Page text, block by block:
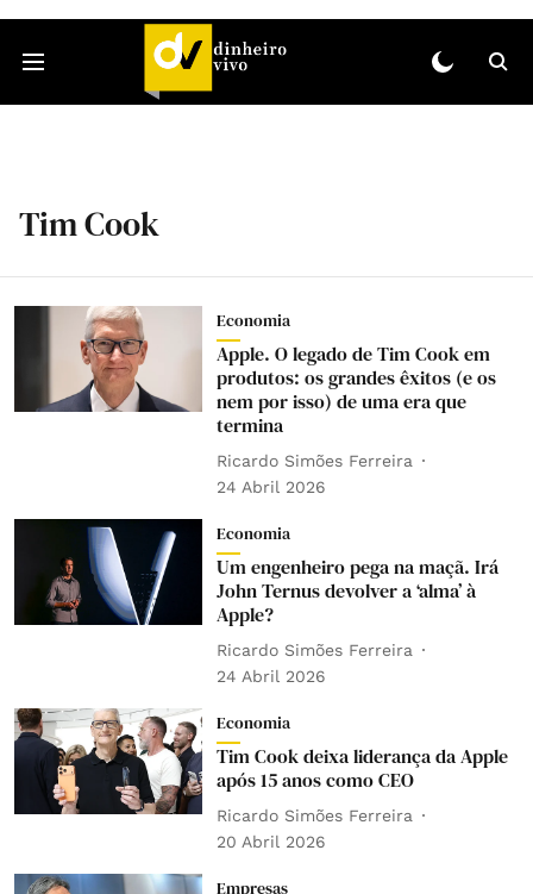
Tim Cook
Economia
Apple. O legado de Tim Cook em
produtos: os grandes êxitos (e os
nem por isso) de uma era que
termina
Ricardo Simões Ferreira
24 Abril 2026
Economia
Um engenheiro pega na maçã. Irá
John Ternus devolver a ‘alma’ à
Apple?
Ricardo Simões Ferreira
24 Abril 2026
Economia
Tim Cook deixa liderança da Apple
após 15 anos como CEO
Ricardo Simões Ferreira
20 Abril 2026
Empresas